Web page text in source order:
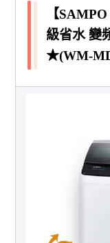
【
級省水 變
★(WM-